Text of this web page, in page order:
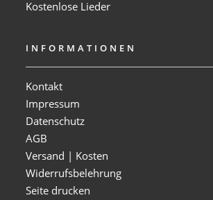
Kostenlose Lieder
INFORMATIONEN
Kontakt
Impressum
Datenschutz
AGB
Versand | Kosten
Widerrufsbelehrung
Seite drucken